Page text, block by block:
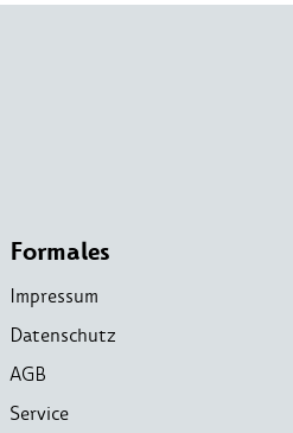
Formales
Impressum
Datenschutz
AGB
Service